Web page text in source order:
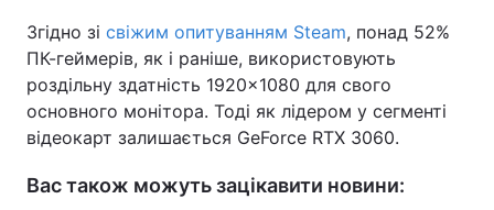
Згідно зі свіжим опитуванням Steam, понад 52%
ПК-геймерів, як і раніше, використовують
роздільну здатність 1920×1080 для свого
основного монітора. Тоді як лідером у сегменті
відеокарт залишається GeForce RTX 3060.
Вас також можуть зацікавити новини: